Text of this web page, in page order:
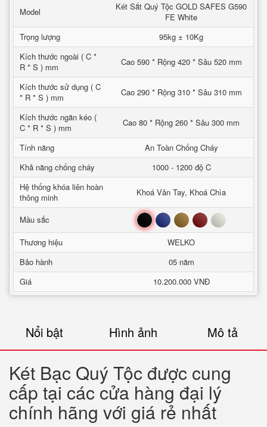
Model
Két Sắt Quý Tộc GOLD SAFES G590
FE White
Trọng lượng
95kg ± 10Kg
Kích thước ngoài ( C *
R * S ) mm
Cao 590 * Rộng 420 * Sâu 520 mm
Kích thước sử dụng ( C
* R * S ) mm
Cao 290 * Rộng 310 * Sâu 310 mm
Kích thước ngăn kéo (
C * R * S ) mm
Cao 80 * Rộng 260 * Sâu 300 mm
Tính năng
An Toàn Chống Cháy
Khả năng chống cháy
1000 - 1200 độ C
Hệ thống khóa liên hoàn
thông minh
Khoá Vân Tay, Khoá Chìa
Mầu sắc Đen Xanh Nâu Đỏ Trắng
Thương hiệu
WELKO
Bảo hành
05 năm
Giá
10.200.000 VNĐ
Nổi bật Hình ảnh Mô tả
Két Bạc Quý Tộc được cung
cấp tại các cửa hàng đại lý
chính hãng với giá rẻ nhất